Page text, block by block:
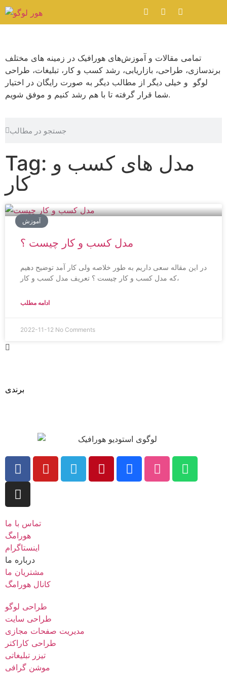
تمامی مقالات و آموزش‌های هورافیک در زمینه های مختلف
برندسازی، طراحی، بازاریابی، رشد کسب و کار، تبلیغات، طراحی
لوگو و خیلی دیگر از مطالب دیگر به صورت رایگان در اختیار
شما قرار گرفته تا با هم رشد کنیم و موفق شویم.
Tag: مدل های کسب و
کار
آموزش
مدل کسب و کار چیست ؟
در این مقاله سعی داریم به طور خلاصه ولی کار آمد توضیح دهیم
که مدل کسب و کار چیست ؟ تعریف مدل کسب و کار،
ادامه مطلب
2022-11-12 No Comments
برندی
تماس با ما
هورامگ
اینستاگرام
درباره ما
مشتریان ما
کانال هورامگ
طراحی لوگو
طراحی سایت
مدیریت صفحات مجازی
طراحی کاراکتر
تیزر تبلیغاتی
موشن گرافی